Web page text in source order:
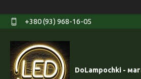
+380 (93) 968-16-05
DoLampochki -